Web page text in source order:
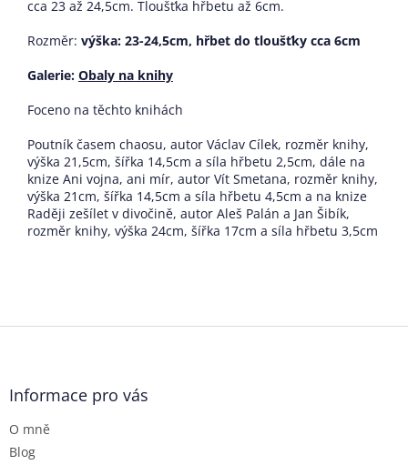
cca 23 až 24,5cm. Tloušťka hřbetu až 6cm.
Rozměr: výška: 23-24,5cm, hřbet do tloušťky cca 6cm
Galerie: Obaly na knihy
Foceno na těchto knihách
Poutník časem chaosu, autor Václav Cílek, rozměr knihy,
výška 21,5cm, šířka 14,5cm a síla hřbetu 2,5cm, dále na
knize Ani vojna, ani mír, autor Vít Smetana, rozměr knihy,
výška 21cm, šířka 14,5cm a síla hřbetu 4,5cm a na knize
Raději zešílet v divočině, autor Aleš Palán a Jan Šibík,
rozměr knihy, výška 24cm, šířka 17cm a síla hřbetu 3,5cm
Z
Informace pro vás
O mně
Blog